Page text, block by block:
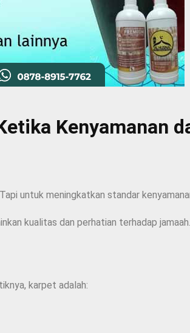
Kenyamanan
untuk meningkatkan standar
kualitas dan perhatian terhadap jamaah.
karpet adalah: